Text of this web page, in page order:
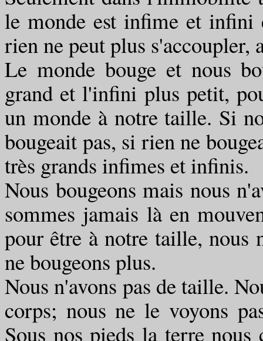
le monde est infime et
rien ne peut plus s'accoupler,
Le monde bouge et nous
grand et l'infini plus petit,
un monde à notre taille. Si
bougeait pas, si rien ne
très grands infimes et infinis.
Nous bougeons mais nous
sommes jamais là en
pour être à notre taille, nous
ne bougeons plus.
Nous n'avons pas de taille.
corps; nous ne le voyons
Sous nos pieds la terre